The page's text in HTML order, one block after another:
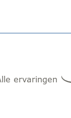
ervaringen